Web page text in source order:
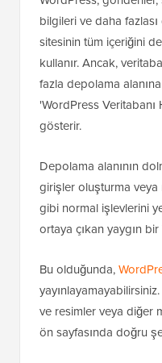
bilgileri ve daha
sitesinin tüm içeriğini
kullanır. Ancak,
fazla depolama
'WordPress Veritabanı
gösterir.
Depolama alanının
girişler oluşturma
gibi normal işlevlerini
ortaya çıkan yaygın
Bu olduğunda,
ve resimler veya diğer
ön sayfasında doğru